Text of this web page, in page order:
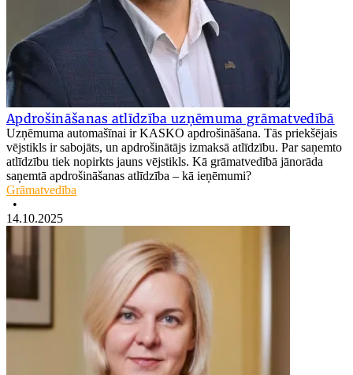
Apdrošināšanas atlīdzība uzņēmuma grāmatvedībā
Uzņēmuma automašīnai ir KASKO apdrošināšana. Tās priekšējais
vējstikls ir sabojāts, un apdrošinātājs izmaksā atlīdzību. Par saņemto
atlīdzību tiek nopirkts jauns vējstikls. Kā grāmatvedībā jānorāda
saņemtā apdrošināšanas atlīdzība – kā ieņēmumi?
Grāmatvedība
•
14.10.2025